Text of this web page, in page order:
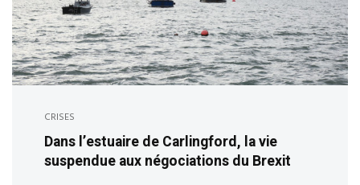
CRISES
Dans l’estuaire de Carlingford, la vie
suspendue aux négociations du Brexit